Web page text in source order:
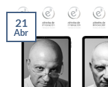
21
Abr